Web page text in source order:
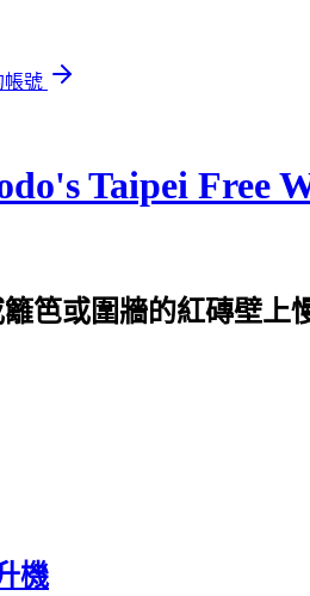
帳號
Taipei Free
笆或圍牆的紅磚壁上
機